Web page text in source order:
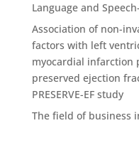
Language and
Association of non-
factors with left
myocardial infarction
preserved ejection
PRESERVE-EF study
The field of business